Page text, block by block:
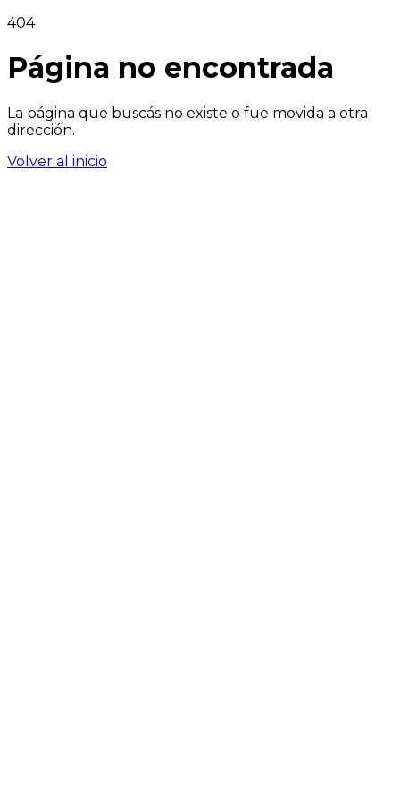
404
Página no encontrada
La página que buscás no existe o fue movida a otra
dirección.
Volver al inicio